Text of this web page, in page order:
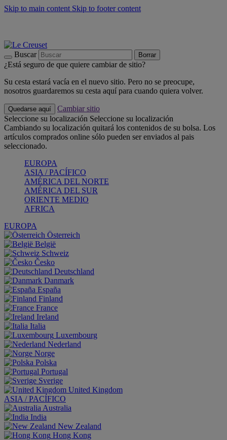
Skip to main content Skip to footer content
Buscar Borrar
¿Está seguro de que quiere cambiar de sitio?
Su cesta estará vacía en el nuevo sitio. Pero no se preocupe,
nosotros guardaremos su cesta aquí para cuando quiera volver.
Quedarse aquí
Cambiar sitio
Seleccione su localización Seleccione su localización
Cambiando su localización quitará los contenidos de su bolsa. Los
artículos comprados online sólo pueden ser enviados al pais
seleccionado.
EUROPA
ASIA / PACÍFICO
AMÉRICA DEL NORTE
AMÉRICA DEL SUR
ORIENTE MEDIO
AFRICA
EUROPA
Österreich
België
Schweiz
Česko
Deutschland
Danmark
España
Finland
France
Ireland
Italia
Luxembourg
Nederland
Norge
Polska
Portugal
Sverige
United Kingdom
ASIA / PACÍFICO
Australia
India
New Zealand
Hong Kong